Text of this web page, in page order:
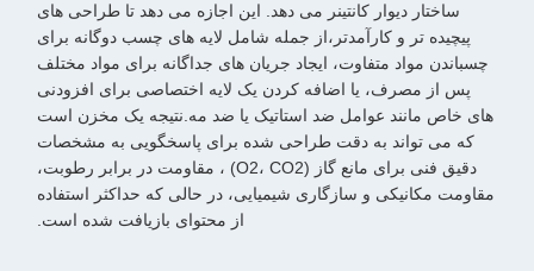
ساختار دیوار کانتینر می دهد. این اجازه می دهد تا طراحی های
پیچیده تر و کارآمدتر،از جمله شامل لایه های چسب دوگانه برای
چسباندن مواد متفاوت، ایجاد جریان های جداگانه برای مواد مختلف
پس از مصرف، یا اضافه کردن یک لایه اختصاصی برای افزودنی
های خاص مانند عوامل ضد استاتیک یا ضد مه.نتیجه یک مخزن است
که می تواند به دقت طراحی شده برای پاسخگویی به مشخصات
دقیق فنی برای مانع گاز (O2، CO2) ، مقاومت در برابر رطوبت،
مقاومت مکانیکی و سازگاری شیمیایی، در حالی که حداکثر استفاده
از محتوای بازیافت شده است.